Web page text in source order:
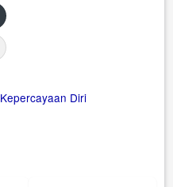
Kepercayaan Diri